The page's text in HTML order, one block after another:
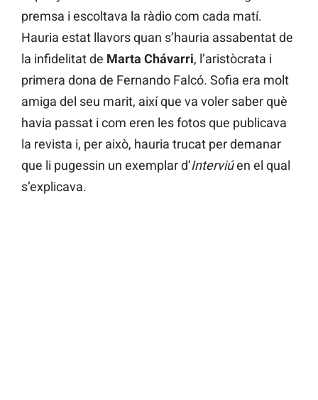
premsa i escoltava la ràdio com cada matí.
Hauria estat llavors quan s’hauria assabentat de
la infidelitat de Marta Chávarri, l’aristòcrata i
primera dona de Fernando Falcó. Sofia era molt
amiga del seu marit, així que va voler saber què
havia passat i com eren les fotos que publicava
la revista i, per això, hauria trucat per demanar
que li pugessin un exemplar d’Interviúen el qual
s’explicava.